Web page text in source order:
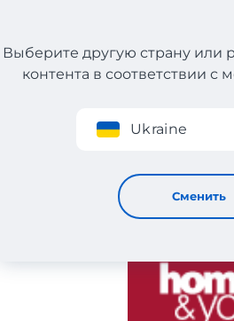
Регистрация
Выберите другую страну или
контента в соответствии с
Ukraine
Сменить
HOME&YOU